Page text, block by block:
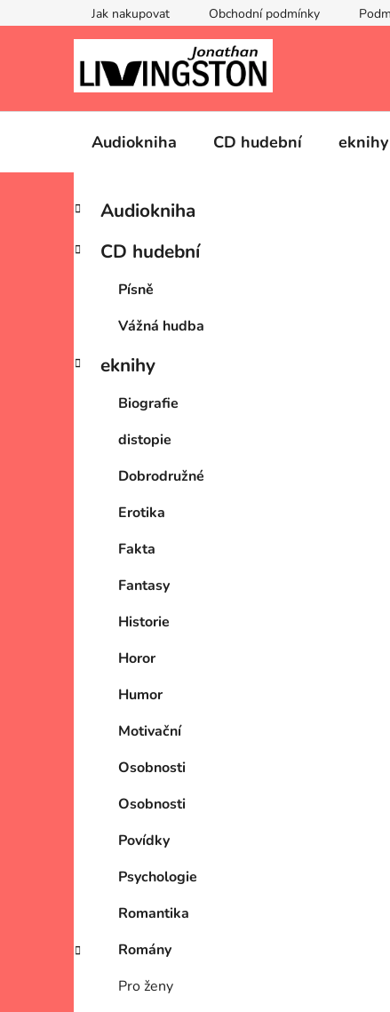
na
Jak nakupovat Obchodní podmínky
Audiokniha CD hudební eknihy
P
s
n
Přeskočit
kategorie
K
a
e
e
Audiokniha
CD hudební
Písně
Vážná hudba
eknihy
Biografie
distopie
Dobrodružné
Erotika
Fakta
Fantasy
Historie
Horor
Humor
Motivační
Osobnosti
Osobnosti
Povídky
Psychologie
Romantika
Romány
Pro ženy